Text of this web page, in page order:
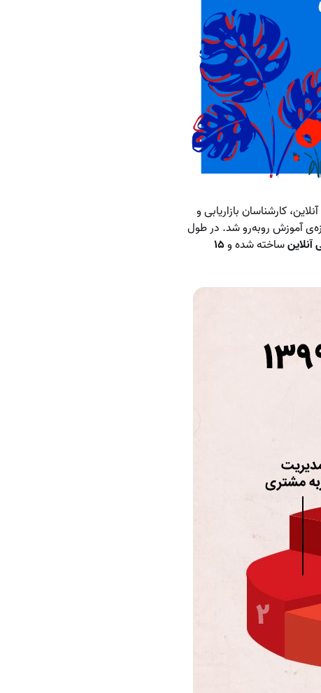
کارشناسان بازاریابی و
آموزش روبه‌رو شد. در طول
ساخته شده و۱۵